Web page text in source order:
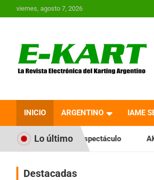
al
viernes, agosto 7, 2026
Revista
Karting en
INICIO ARGENTINO IAME
Lo últimoAKPS: Intervino la IGJ y
Destacadas